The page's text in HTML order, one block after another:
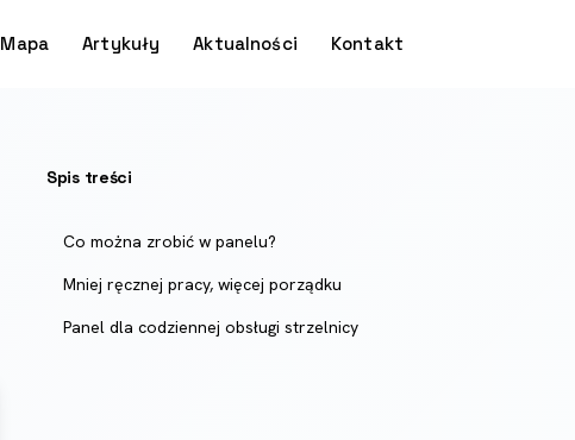
Mapa Artykuły Aktualności Kontakt
Spis treści
Co można zrobić w panelu?
Mniej ręcznej pracy, więcej porządku
Panel dla codziennej obsługi strzelnicy